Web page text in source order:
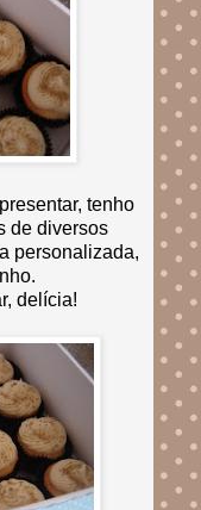
tenho
de diversos
personalizada,
delícia!